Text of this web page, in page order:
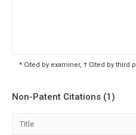
* Cited by examiner, † Cited by third
Non-Patent Citations (1)
Title